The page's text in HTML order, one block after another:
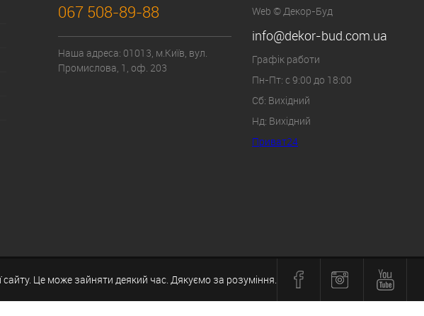
067 508-89-88
Наша адреса: 01013, м.Київ, вул.
Промислова, 1, оф. 203
Web © Декор-Буд
info@dekor-bud.com.ua
Графік работи
Пн-Пт: с 9:00 до 18:00
Сб: Вихідний
Нд: Вихідний
Приват24
Це може зайняти деякий час. Дякуємо за розуміння.